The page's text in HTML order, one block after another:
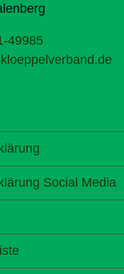
49985
Social Media